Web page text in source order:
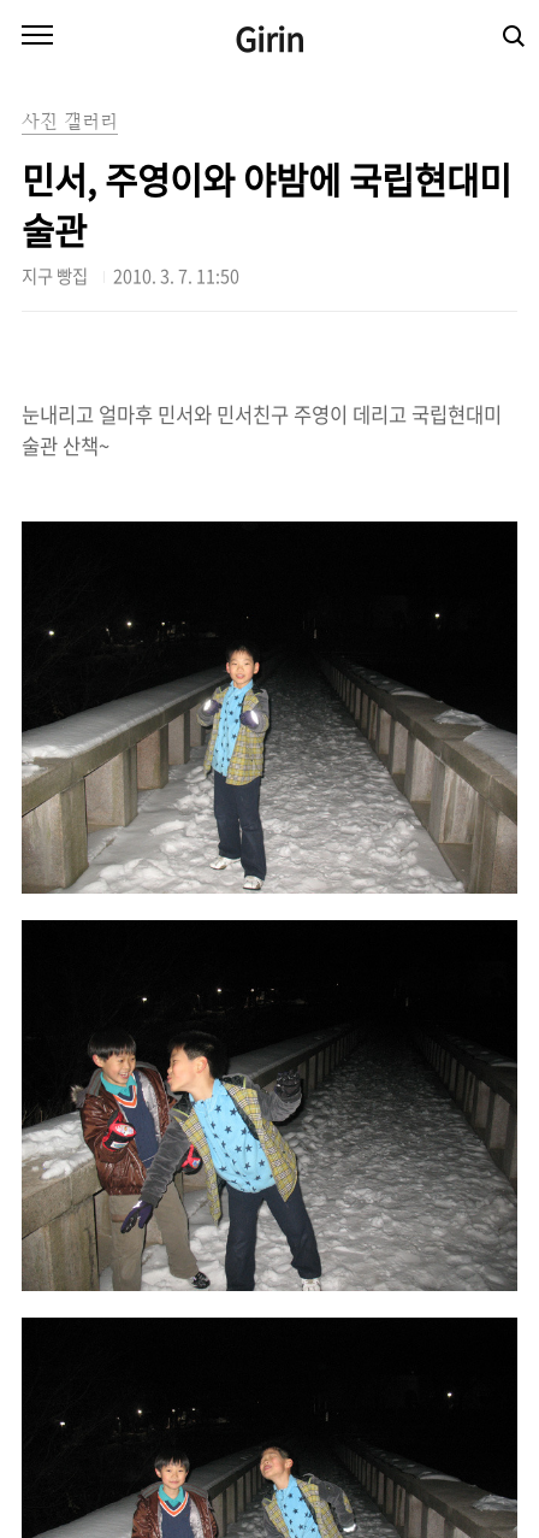
Girin
사진 갤러리
민서, 주영이와 야밤에 국립현대미
술관
지구 빵집 2010. 3. 7. 11:50
눈내리고 얼마후 민서와 민서친구 주영이 데리고 국립현대미
술관 산책~